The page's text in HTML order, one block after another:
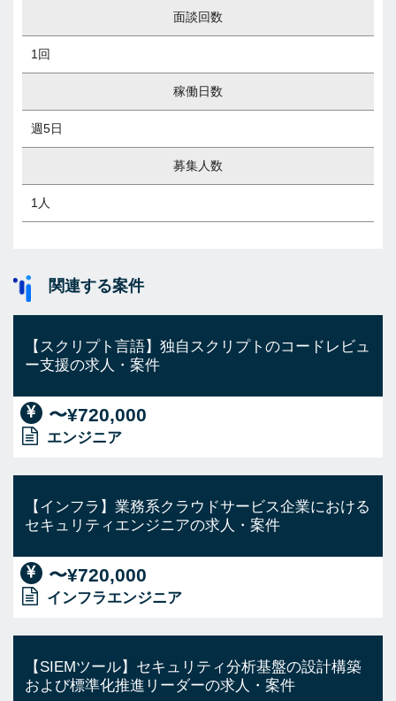
面談回数
1回
稼働日数
週5日
募集人数
1人
関連する案件
【スクリプト言語】独自スクリプトのコードレビュ
ー支援の求人・案件
〜¥720,000
エンジニア
【インフラ】業務系クラウドサービス企業における
セキュリティエンジニアの求人・案件
〜¥720,000
インフラエンジニア
【SIEMツール】セキュリティ分析基盤の設計構築
および標準化推進リーダーの求人・案件